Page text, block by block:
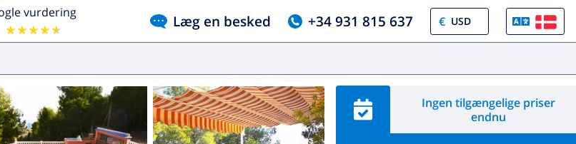
vurdering
★★★★★
★★★★★ Læg en besked +34 931 815 637 €
Ingen tilgængelige priser
endnu